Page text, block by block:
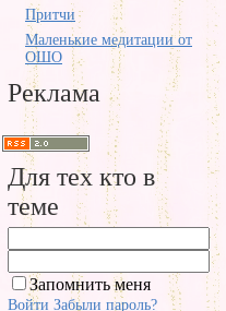
Притчи
Маленькие медитации от
ОШО
Реклама
Для тех кто в
теме
Запомнить меня
Войти Забыли пароль?